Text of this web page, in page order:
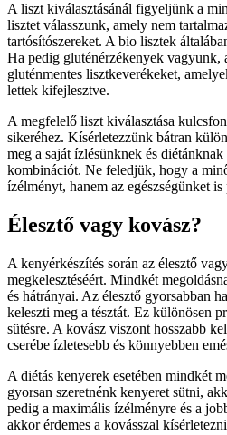
A liszt kiválasztásánál figyeljünk a
lisztet válasszunk, amely nem
tartósítószereket. A bio lisztek
Ha pedig gluténérzékenyek vagyunk,
gluténmentes lisztkeverékeket,
lettek kifejlesztve.
A megfelelő liszt kiválasztása
sikeréhez. Kísérletezzünk bátran
meg a saját ízlésünknek és
kombinációt. Ne feledjük, hogy a
ízélményt, hanem az egészségünket
Élesztő vagy kovász?
A kenyérkészítés során az élesztő
megkelesztéséért. Mindkét
és hátrányai. Az élesztő gyorsabban
keleszti meg a tésztát. Ez különösen
sütésre. A kovász viszont hosszabb
cserébe ízletesebb és könnyebben
A diétás kenyerek esetében mindkét
gyorsan szeretnénk kenyeret sütni,
pedig a maximális ízélményre és a
akkor érdemes a kovásszal